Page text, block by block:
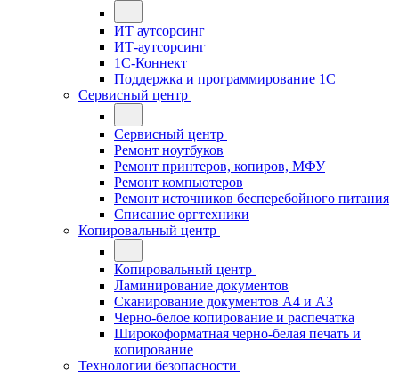
ИТ аутсорсинг
ИТ-аутсорсинг
1С-Коннект
Поддержка и программирование 1С
Сервисный центр
Сервисный центр
Ремонт ноутбуков
Ремонт принтеров, копиров, МФУ
Ремонт компьютеров
Ремонт источников бесперебойного питания
Списание оргтехники
Копировальный центр
Копировальный центр
Ламинирование документов
Сканирование документов А4 и А3
Черно-белое копирование и распечатка
Широкоформатная черно-белая печать и
копирование
Технологии безопасности